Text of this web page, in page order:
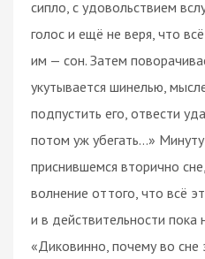
сипло, с удовольствием
голос и ещё не веря, что
им — сон. Затем
укутывается шинелью,
подпустить его, отвести
потом уж убегать…»
приснившемся вторично
волнение оттого, что всё
и в действительности пока
«Диковинно, почему во сне